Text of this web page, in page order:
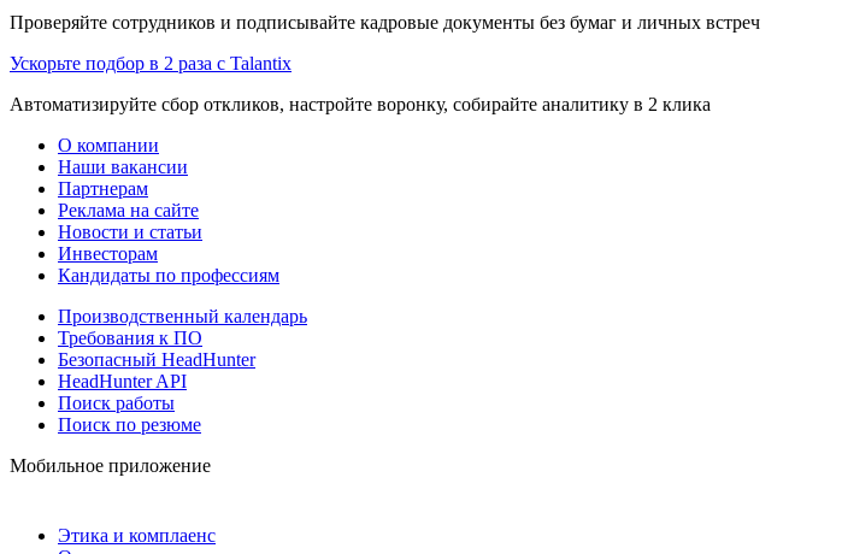
Проверяйте сотрудников и подписывайте кадровые документы без бумаг и личных встреч
Ускорьте подбор в 2 раза с Talantix
Автоматизируйте сбор откликов, настройте воронку, собирайте аналитику в 2 клика
О компании
Наши вакансии
Партнерам
Реклама на сайте
Новости и статьи
Инвесторам
Кандидаты по профессиям
Производственный календарь
Требования к ПО
Безопасный HeadHunter
HeadHunter API
Поиск работы
Поиск по резюме
Мобильное приложение
Этика и комплаенс